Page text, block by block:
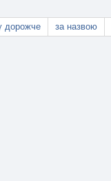
дорожче за назвою